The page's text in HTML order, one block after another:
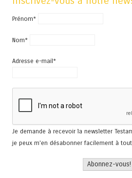
Prénom*
Nom*
Adresse e-mail*
Je demande à recevoir la newsletter
je peux m'en désabonner facilement à